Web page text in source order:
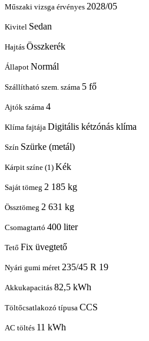
Műszaki vizsga érvényes 2028/05
Kivitel Sedan
Hajtás Összkerék
Állapot Normál
Szállítható szem. száma 5 fő
Ajtók száma 4
Klíma fajtája Digitális kétzónás klíma
Szín Szürke (metál)
Kárpit színe (1) Kék
Saját tömeg 2 185 kg
Össztömeg 2 631 kg
Csomagtartó 400 liter
Tető Fix üvegtető
Nyári gumi méret 235/45 R 19
Akkukapacitás 82,5 kWh
Töltőcsatlakozó típusa CCS
AC töltés 11 kWh